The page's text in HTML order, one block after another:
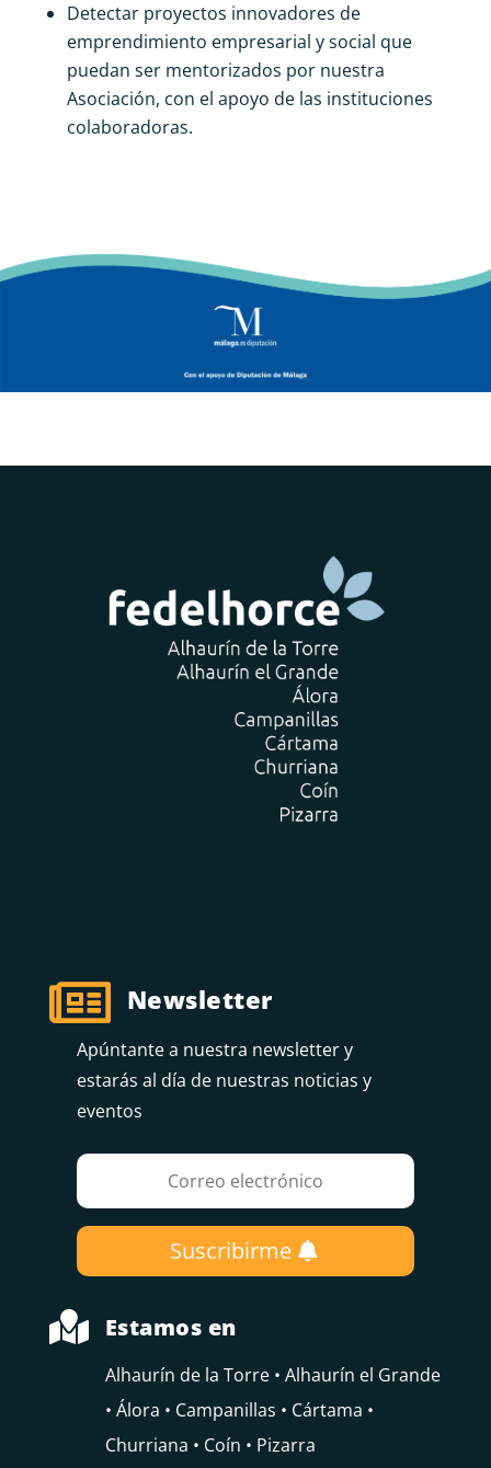
Detectar proyectos innovadores de
emprendimiento empresarial y social que
puedan ser mentorizados por nuestra
Asociación, con el apoyo de las instituciones
colaboradoras.
 Newsletter
Apúntante a nuestra newsletter y
estarás al día de nuestras noticias y
eventos
Suscribirme
 Estamos en
Alhaurín de la Torre • Alhaurín el Grande
• Álora • Campanillas • Cártama •
Churriana • Coín • Pizarra